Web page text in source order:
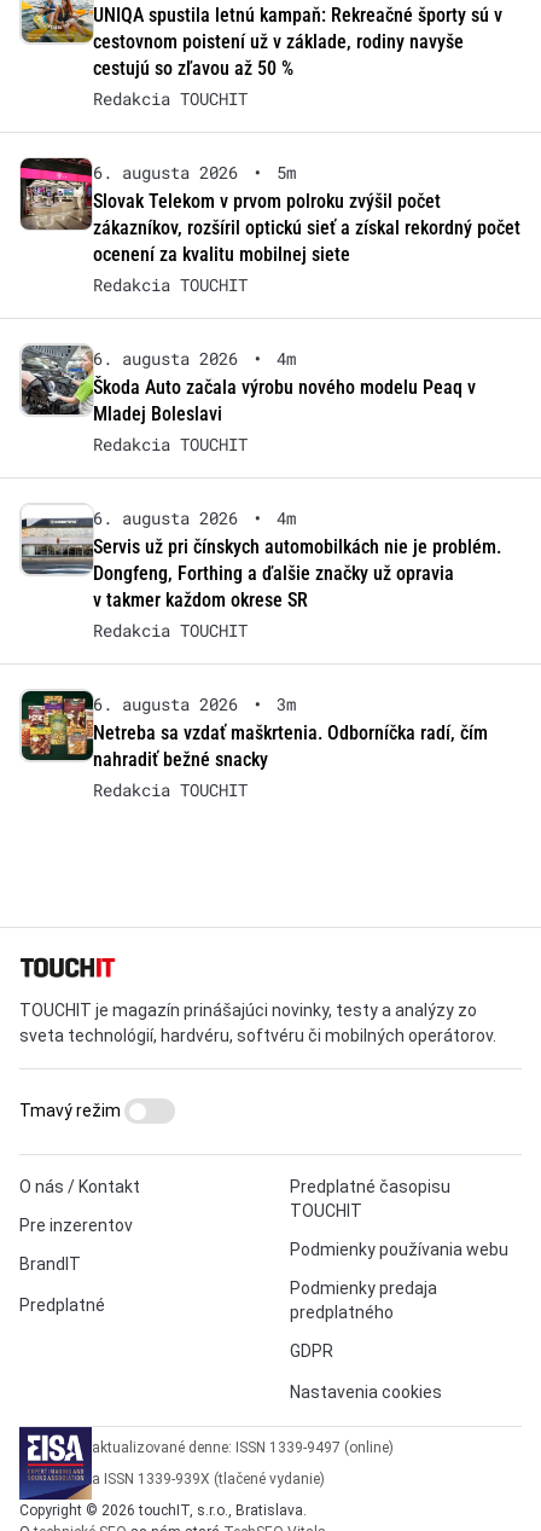
UNIQA spustila letnú kampaň: Rekreačné športy sú v
cestovnom poistení už v základe, rodiny navyše
cestujú so zľavou až 50 %
Redakcia TOUCHIT
6. augusta 2026 •
5m
Slovak Telekom v prvom polroku zvýšil počet
zákazníkov, rozšíril optickú sieť a získal rekordný počet
ocenení za kvalitu mobilnej siete
Redakcia TOUCHIT
6. augusta 2026 •
4m
Škoda Auto začala výrobu nového modelu Peaq v
Mladej Boleslavi
Redakcia TOUCHIT
6. augusta 2026 •
4m
Servis už pri čínskych automobilkách nie je problém.
Dongfeng, Forthing a ďalšie značky už opravia
v takmer každom okrese SR
Redakcia TOUCHIT
6. augusta 2026 •
3m
Netreba sa vzdať maškrtenia. Odborníčka radí, čím
nahradiť bežné snacky
Redakcia TOUCHIT
TOUCHIT je magazín prinášajúci novinky, testy a analýzy zo
sveta technológií, hardvéru, softvéru či mobilných operátorov.
O nás / Kontakt
Pre inzerentov
BrandIT
Predplatné
Predplatné časopisu
TOUCHIT
Podmienky používania webu
Podmienky predaja
predplatného
GDPR
Nastavenia cookies
Tmavý režim
aktualizované denne: ISSN 1339-9497 (online)
a ISSN 1339-939X (tlačené vydanie)
Copyright © 2026 touchIT, s.r.o., Bratislava.